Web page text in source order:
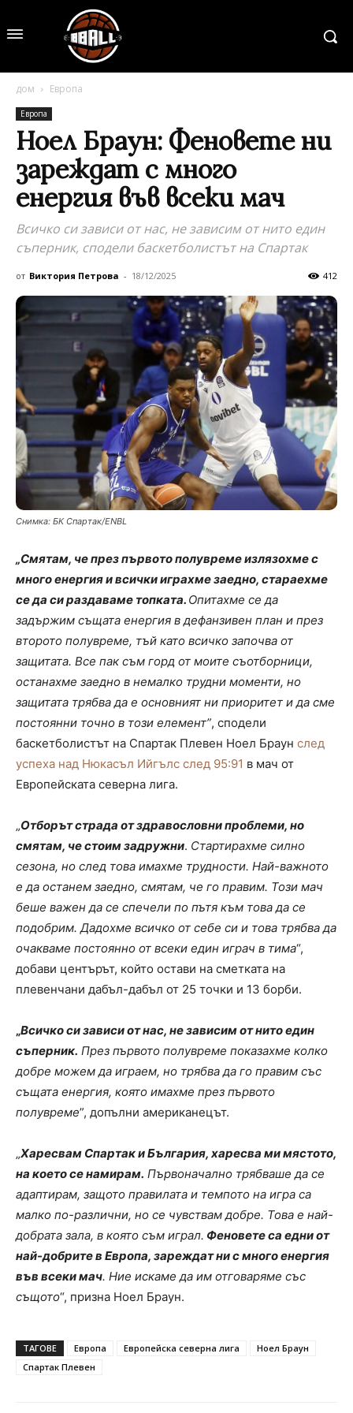
дом Европа
Европа
Ноел Браун: Феновете ни
зареждат с много
енергия във всеки мач
Всичко си зависи от нас, не зависим от нито един
съперник, сподели баскетболистът на Спартак
от Виктория Петрова - 18/12/2025 412
Снимка: БК Спартак/ENBL
„Смятам, че през първото полувреме излязохме с
много енергия и всички играхме заедно, стараехме
се да си раздаваме топката. Опитахме се да
задържим същата енергия в дефанзивен план и през
второто полувреме, тъй като всичко започва от
защитата. Все пак съм горд от моите съотборници,
останахме заедно в немалко трудни моменти, но
защитата трябва да е основният ни приоритет и да сме
постоянни точно в този елемент”, сподели
баскетболистът на Спартак Плевен Ноел Браун след
успеха над Нюкасъл Ийгълс след 95:91 в мач от
Европейската северна лига.
„Отборът страда от здравословни проблеми, но
смятам, че стоим задружни. Стартирахме силно
сезона, но след това имахме трудности. Най-важното
е да останем заедно, смятам, че го правим. Този мач
беше важен да се спечели по пътя към това да се
подобрим. Дадохме всичко от себе си и това трябва да
очакваме постоянно от всеки един играч в тима“,
добави центърът, който остави на сметката на
плевенчани дабъл-дабъл от 25 точки и 13 борби.
„Всичко си зависи от нас, не зависим от нито един
съперник. През първото полувреме показахме колко
добре можем да играем, но трябва да го правим със
същата енергия, която имахме през първото
полувреме”, допълни американецът.
„Харесвам Спартак и България, харесва ми мястото,
на което се намирам. Първоначално трябваше да се
адаптирам, защото правилата и темпото на игра са
малко по-различни, но се чувствам добре. Това е най-
добрата зала, в която съм играл. Феновете са едни от
най-добрите в Европа, зареждат ни с много енергия
във всеки мач. Ние искаме да им отговаряме със
същото“, призна Ноел Браун.
ТАГОВЕ Европа Европейска северна лига
Ноел Браун
Спартак Плевен